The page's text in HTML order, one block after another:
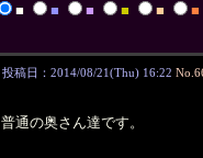
■ ■ ■ ■ ■ ■
投稿日：2014/08/21(Thu) 16:22
通の奥さん達です。